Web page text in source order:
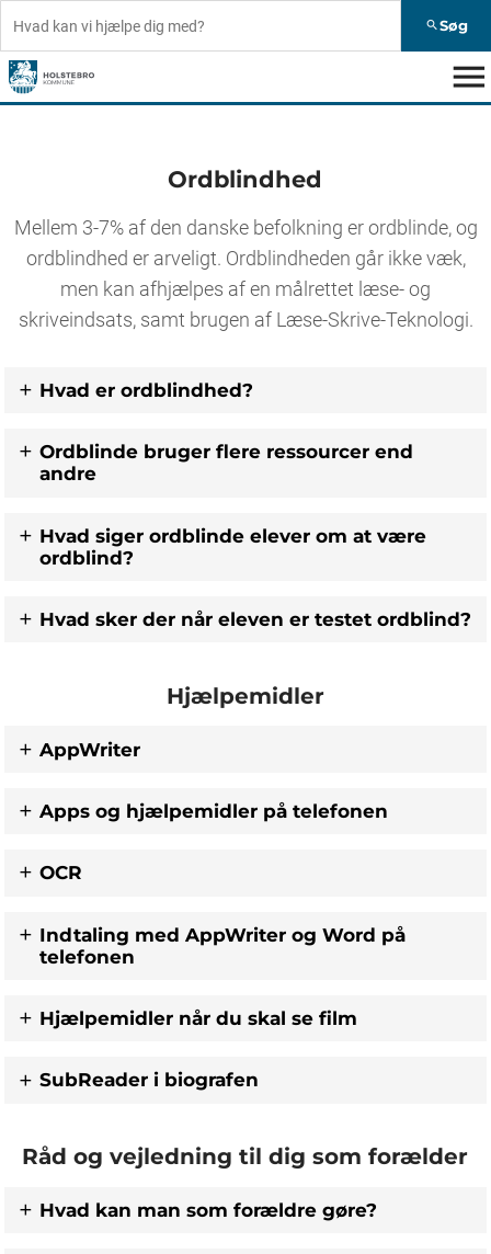
search Søg
menu
Ordblindhed
Mellem 3-7% af den danske befolkning er ordblinde, og
ordblindhed er arveligt. Ordblindheden går ikke væk,
men kan afhjælpes af en målrettet læse- og
skriveindsats, samt brugen af Læse-Skrive-Teknologi.
Hvad er ordblindhed?
Ordblinde bruger flere ressourcer end
andre
Hvad siger ordblinde elever om at være
ordblind?
Hvad sker der når eleven er testet ordblind?
Hjælpemidler
AppWriter
Apps og hjælpemidler på telefonen
OCR
Indtaling med AppWriter og Word på
telefonen
Hjælpemidler når du skal se film
SubReader i biografen
Råd og vejledning til dig som forælder
Hvad kan man som forældre gøre?